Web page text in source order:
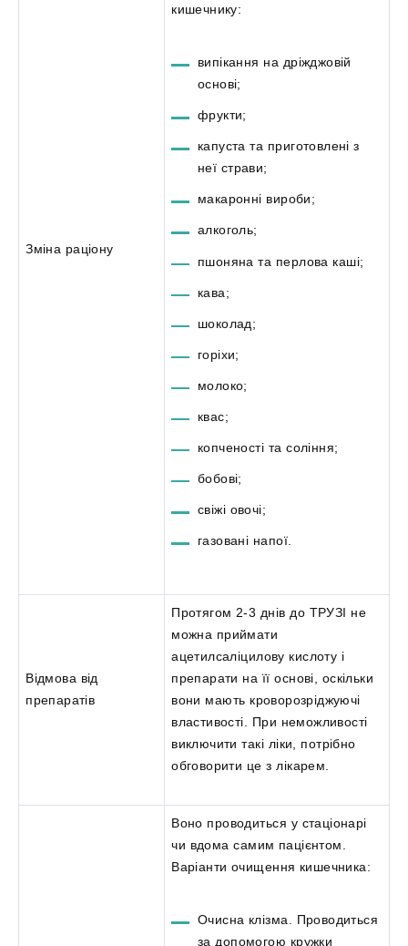
Зміна раціону
кишечнику:
випікання на дріжджовій
основі;
фрукти;
капуста та приготовлені з
неї страви;
макаронні вироби;
алкоголь;
пшоняна та перлова каші;
кава;
шоколад;
горіхи;
молоко;
квас;
копченості та соління;
бобові;
свіжі овочі;
газовані напої.
Відмова від
препаратів
Протягом 2-3 днів до ТРУЗІ не
можна приймати
ацетилсаліцилову кислоту і
препарати на її основі, оскільки
вони мають кроворозріджуючі
властивості. При неможливості
виключити такі ліки, потрібно
обговорити це з лікарем.
Воно проводиться у стаціонарі
чи вдома самим пацієнтом.
Варіанти очищення кишечника:
Очисна клізма. Проводиться
за допомогою кружки